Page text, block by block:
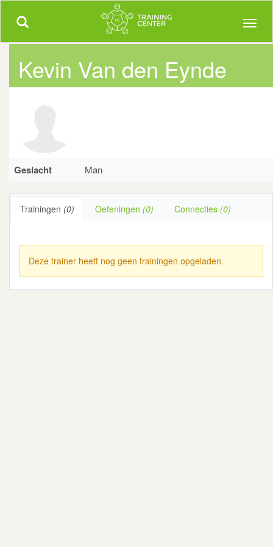
Meer dan 5000 uitgewerkte trainingen!
Toggle
Kevin Van den Eynde
Geslacht Man
Trainingen (0) Oefeningen (0) Connecties (0)
Deze trainer heeft nog geen trainingen opgeladen.